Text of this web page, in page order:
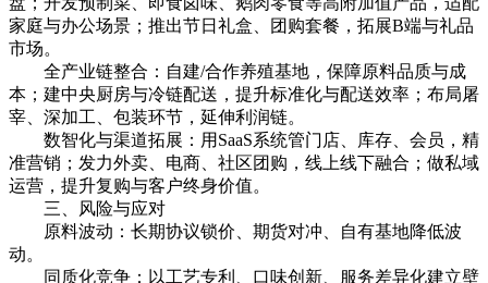
家庭与办公场景；推出节日礼盒、团购套餐，拓展B端与礼品
市场。
全产业链整合：自建/合作养殖基地，保障原料品质与成
本；建中央厨房与冷链配送，提升标准化与配送效率；布局屠
宰、深加工、包装环节，延伸利润链。
数智化与渠道拓展：用SaaS系统管门店、库存、会员，精
准营销；发力外卖、电商、社区团购，线上线下融合；做私域
运营，提升复购与客户终身价值。
三、风险与应对
原料波动：长期协议锁价、期货对冲、自有基地降低波
动。
同质化竞争：以工艺专利、口味创新、服务差异化建立壁